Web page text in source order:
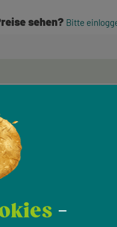
sehen? Bitte
-